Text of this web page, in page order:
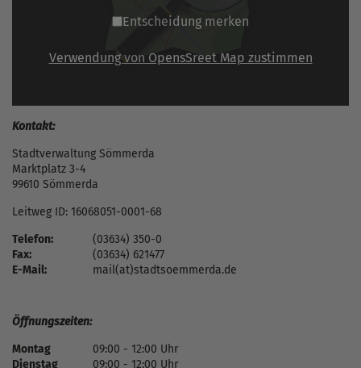
Entscheidung merken
Verwendung von OpensSreet Map zustimmen
Kontakt:
Stadtverwaltung Sömmerda
Marktplatz 3-4
99610 Sömmerda
Leitweg ID: 16068051-0001-68
Telefon:
(03634) 350-0
Fax:
(03634) 621477
E-Mail:
mail(at)stadtsoemmerda.de
Öffnungszeiten:
Montag
09:00 - 12:00 Uhr
Dienstag
09:00 - 12:00 Uhr